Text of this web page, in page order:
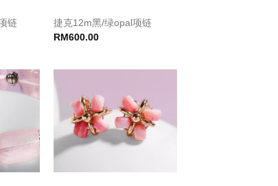
链
捷克12m黑/绿opal项链
RM600.00